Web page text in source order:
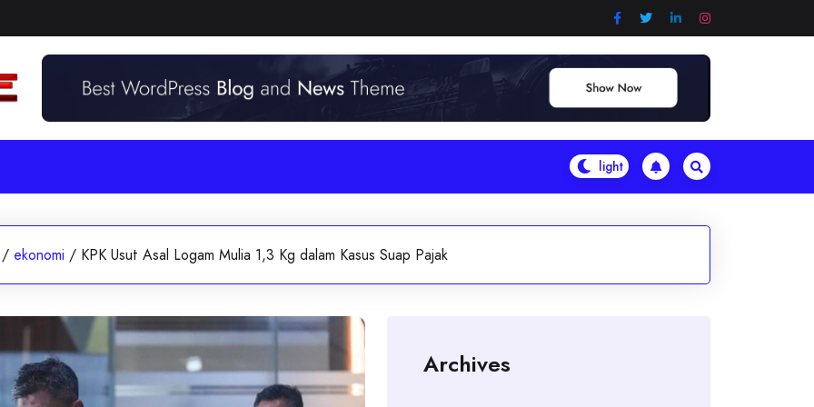
/ ekonomi / KPK Usut Asal Logam Mulia 1,3 Kg dalam Kasus Suap Pajak
Archives